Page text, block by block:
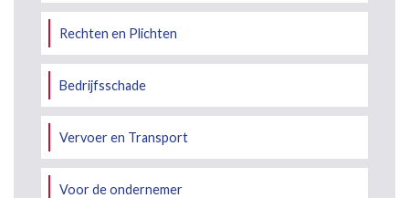
Rechten en Plichten
Bedrijfsschade
Vervoer en Transport
Voor de ondernemer